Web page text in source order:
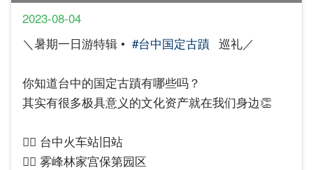
2023-08-04
＼暑期一日游特辑 • ​ #台中国定古蹟 巡礼／
你知道台中的国定古蹟有哪些吗？
其实有很多极具意义的文化资产就在我们身边👏
👉🏻 台中火车站旧站
👉🏻 雾峰林家宫保第园区